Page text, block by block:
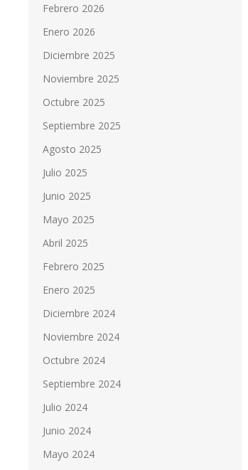
Febrero 2026
Enero 2026
Diciembre 2025
Noviembre 2025
Octubre 2025
Septiembre 2025
Agosto 2025
Julio 2025
Junio 2025
Mayo 2025
Abril 2025
Febrero 2025
Enero 2025
Diciembre 2024
Noviembre 2024
Octubre 2024
Septiembre 2024
Julio 2024
Junio 2024
Mayo 2024